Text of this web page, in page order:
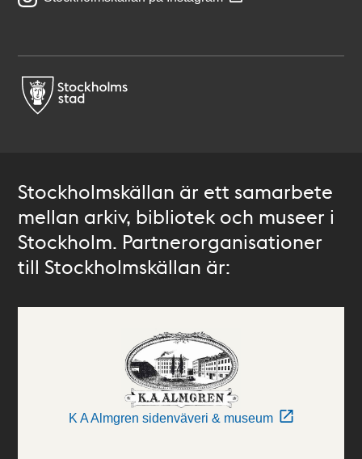
Stockholmskällan är ett samarbete
mellan arkiv, bibliotek och museer i
Stockholm. Partnerorganisationer
till Stockholmskällan är:
K A Almgren sidenväveri & museum